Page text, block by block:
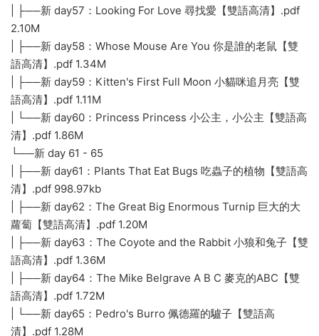
| ├──新 day57：Looking For Love 尋找愛【雙語高清】.pdf
2.10M
| ├──新 day58：Whose Mouse Are You 你是誰的老鼠【雙
語高清】.pdf 1.34M
| ├──新 day59：Kitten's First Full Moon 小貓咪追月亮【雙
語高清】.pdf 1.11M
| └──新 day60：Princess Princess 小公主，小公主【雙語高
清】.pdf 1.86M
└──新 day 61 - 65
| ├──新 day61：Plants That Eat Bugs 吃蟲子的植物【雙語高
清】.pdf 998.97kb
| ├──新 day62：The Great Big Enormous Turnip 巨大的大
蘿蔔【雙語高清】.pdf 1.20M
| ├──新 day63：The Coyote and the Rabbit 小狼和兔子【雙
語高清】.pdf 1.36M
| ├──新 day64：The Mike Belgrave A B C 麥克的ABC【雙
語高清】.pdf 1.72M
| └──新 day65：Pedro's Burro 佩德羅的驢子【雙語高
清】.pdf 1.28M